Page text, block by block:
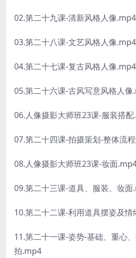
02.第二十九课-清新风格人像.mp4
03.第二十八课-文艺风格人像.mp4
04.第二十七课-复古风格人像.mp4
05.第二十六课-古风写意风格人
06.人像摄影大师班23课-服装搭
07.第二十四课-拍摄策划-整体流
08.人像摄影大师班23课-妆面
09.第二十三课-道具、服装、妆
10.第二十二课-利用道具摆姿及
11.第二十一课-姿势-基础、重心
拍.mp4